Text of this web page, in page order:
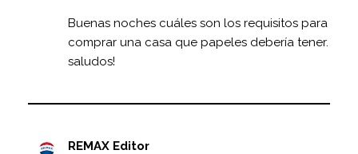
Buenas noches cuáles son los requisitos para
comprar una casa que papeles debería tener.
saludos!
REMAX Editor